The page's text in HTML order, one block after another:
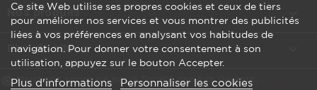
Nos produits 
Plan du site
Marchand approuvé par la Société des Avis Garantis,
Ce site Web utilise ses propres cookies et ceux de tiers
pour améliorer nos services et vous montrer des publicités
liées à vos préférences en analysant vos habitudes de
navigation. Pour donner votre consentement à son
utilisation, appuyez sur le bouton Accepter.
Plus d'informations Personnaliser les cookies